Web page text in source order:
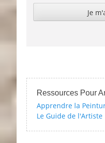
Ressources Pour
Apprendre la
Le Guide de l'Artiste